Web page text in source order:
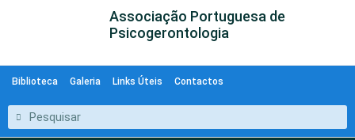
Associação Portuguesa de
Psicogerontologia
Biblioteca Galeria Links Úteis Contactos